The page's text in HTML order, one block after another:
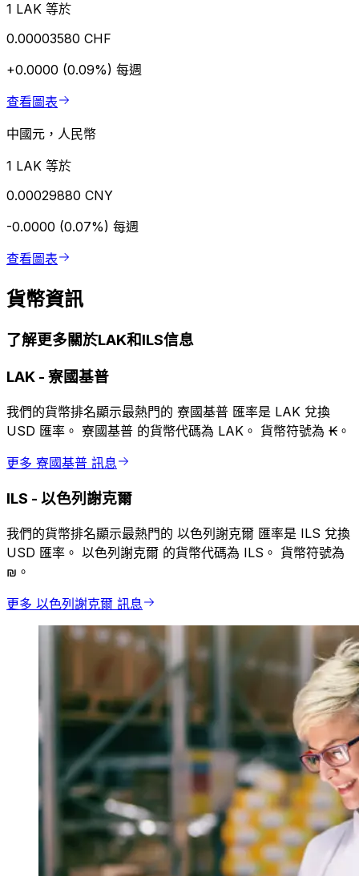
1 LAK 等於
0.00003580 CHF
+0.0000 (0.09%) 每週
查看圖表
中國元，人民幣
1 LAK 等於
0.00029880 CNY
-0.0000 (0.07%) 每週
查看圖表
貨幣資訊
了解更多關於LAK和ILS信息
LAK - 寮國基普
我們的貨幣排名顯示最熱門的 寮國基普 匯率是 LAK 兌換
USD 匯率。 寮國基普 的貨幣代碼為 LAK。 貨幣符號為 ₭。
更多 寮國基普 訊息
ILS - 以色列謝克爾
我們的貨幣排名顯示最熱門的 以色列謝克爾 匯率是 ILS 兌換
USD 匯率。 以色列謝克爾 的貨幣代碼為 ILS。 貨幣符號為
₪。
更多 以色列謝克爾 訊息